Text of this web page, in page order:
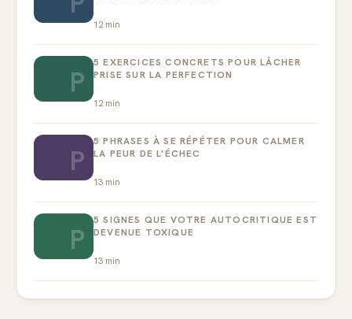
12min
P
5 EXERCICES CONCRETS POUR LÂCHER
PRISE SUR LA PERFECTION
12min
P
5 PHRASES À SE RÉPÉTER POUR CALMER
LA PEUR DE L’ÉCHEC
13 min
P
5 SIGNES QUE VOTRE AUTOCRITIQUE EST
DEVENUE TOXIQUE
13 min